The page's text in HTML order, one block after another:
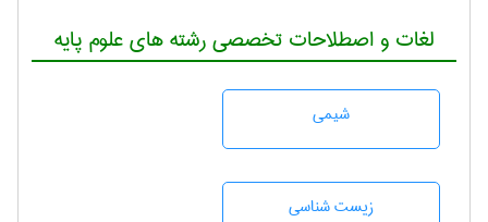
لغات و اصطلاحات تخصصی رشته های علوم پایه
شيمی
زيست شناسی